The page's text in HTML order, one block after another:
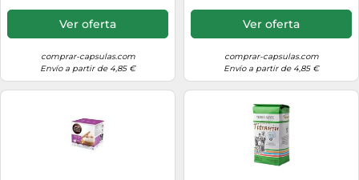
Ver oferta
comprar-capsulas.com
Envío a partir de 4,85 €
Ver oferta
comprar-capsulas.com
Envío a partir de 4,85 €